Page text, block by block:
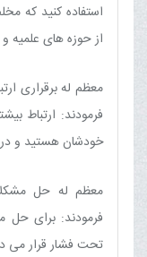
استفاده کنید که
از حوزه های علمیه
معظم له برقراری
فرمودند: ارتباط
خودشان هستید و
معظم له حل
فرمودند: برای حل
تحت فشار قرار می